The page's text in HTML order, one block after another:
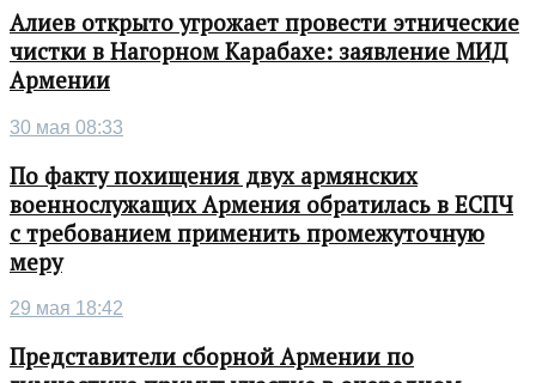
Алиев открыто угрожает провести этнические
чистки в Нагорном Карабахе: заявление МИД
Армении
30 мая 08:33
По факту похищения двух армянских
военнослужащих Армения обратилась в ЕСПЧ
с требованием применить промежуточную
меру
29 мая 18:42
Представители сборной Армении по